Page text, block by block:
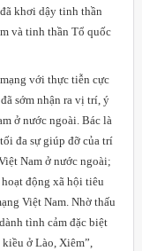
khơi dậy tinh thần
và tinh thần Tổ quốc
với thực tiễn cực
sớm nhận ra vị trí, ý
ở nước ngoài. Bác là
đa sự giúp đỡ của trí
Nam ở nước ngoài;
động xã hội tiêu
Việt Nam. Nhờ thấu
tình cảm đặc biệt
ở Lào, Xiêm”,